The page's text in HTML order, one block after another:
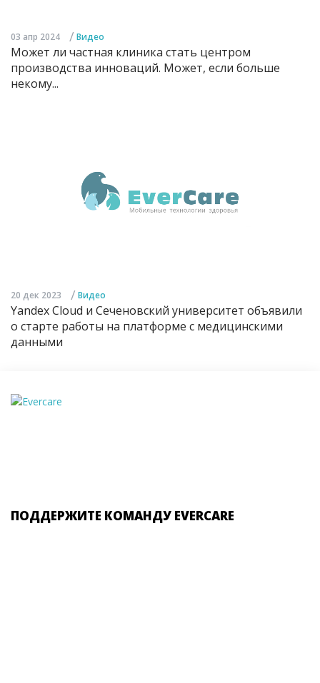
03 апр 2024 / Видео
Может ли частная клиника стать центром
производства инноваций. Может, если больше
некому...
20 дек 2023 / Видео
Yandex Cloud и Сеченовский университет объявили
о старте работы на платформе с медицинскими
данными
ПОДДЕРЖИТЕ КОМАНДУ EVERCARE